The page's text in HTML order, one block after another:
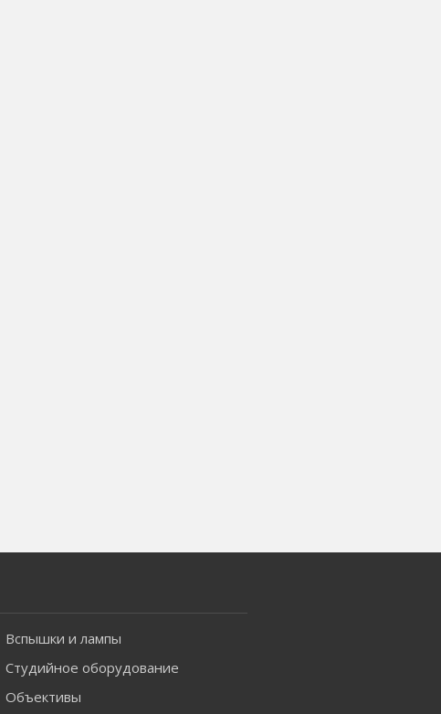
Вспышки и лампы
Студийное оборудование
Объективы